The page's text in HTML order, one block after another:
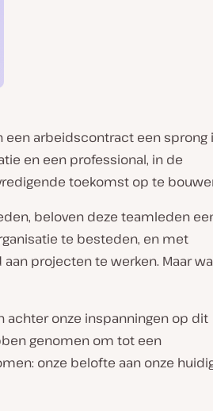
een arbeidscontract een sprong
en een professional, in de
toekomst op te
beloven deze teamleden
te besteden, en met
projecten te werken. Maar
achter onze inspanningen op dit
genomen om tot een
onze belofte aan onze